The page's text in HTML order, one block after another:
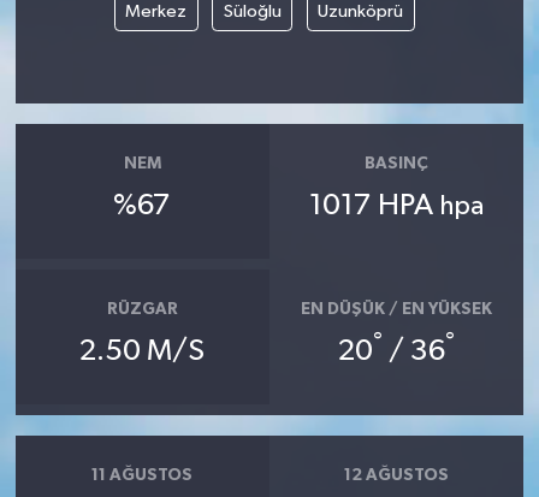
Merkez Süloğlu Uzunköprü
NEM
%67
BASINÇ
1017 HPA hpa
RÜZGAR
2.50 M/S
EN DÜŞÜK / EN YÜKSEK
20° / 36°
11 AĞUSTOS 12 AĞUSTOS